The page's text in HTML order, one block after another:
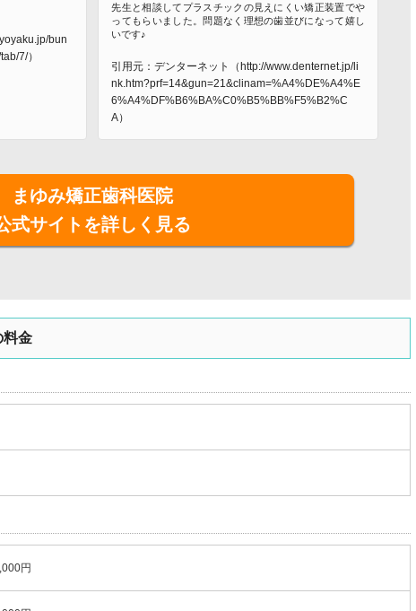
bun
7/）
先生と相談してプラスチックの見えにくい矯正装置でや
ってもらいました。問題なく理想の歯並びになって嬉し
いです♪
引用元：デンターネット（http://www.denternet.jp/li
nk.htm?prf=14&gun=21&clinam=%A4%DE%A4%E
6%A4%DF%B6%BA%C0%B5%BB%F5%B2%C
A）
まゆみ矯正歯科医院
式サイトを詳しく見る
料金
円